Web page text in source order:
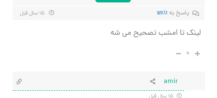
پاسخ بهamir
لینک تا امشب تصحیح می شه
۰
amir